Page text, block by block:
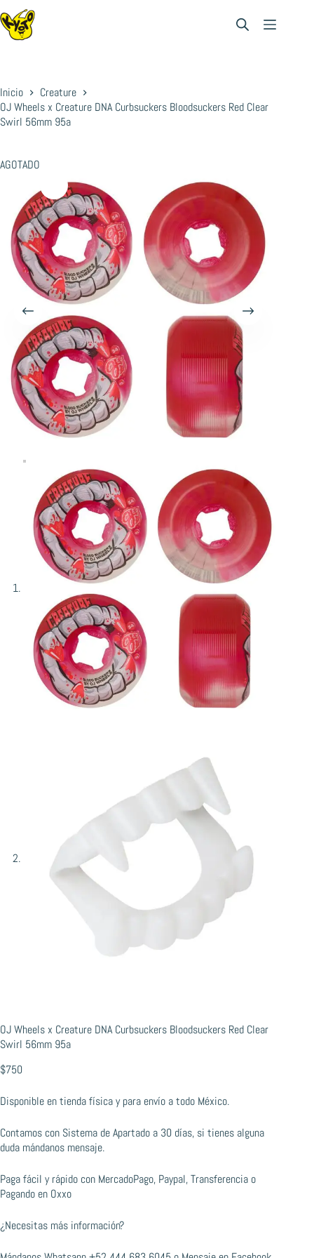
Saltar
al
contenido
Inicio
Creature
OJ Wheels x Creature DNA Curbsuckers Bloodsuckers Red Clear
Swirl 56mm 95a
AGOTADO
OJ Wheels x Creature DNA Curbsuckers Bloodsuckers Red Clear
Swirl 56mm 95a
$750
Disponible en tienda física y para envío a todo México.
Contamos con Sistema de Apartado a 30 días, si tienes alguna
duda mándanos mensaje.
Paga fácil y rápido con MercadoPago, Paypal, Transferencia o
Pagando en Oxxo
¿Necesitas más información?